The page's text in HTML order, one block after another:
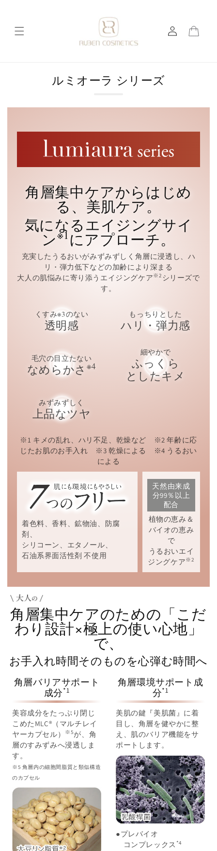
グ
イ
ー
ルミオーラ シリーズ
角層集中ケアからはじめ
る、美肌ケア。
気になるエイジングサイ
ン※1 にアプローチ。
充実したうるおいがみずみずしく角層に浸透し、ハ
リ・弾力低下などの加齢により深まる
大人の肌悩みに寄り添うエイジングケア※2 シリーズで
す。
くすみ※3のない
透明感
もっちりとした
ハリ・弾力感
毛穴の目立たない
なめらかさ ※4
細やかで
ふっくら
としたキメ
みずみずしく
上品なツヤ
※1 キメの乱れ、ハリ不足、乾燥など ※2 年齢に応
じたお肌のお手入れ ※3 乾燥による ※4 うるおい
による
着色料、香料、鉱物油、防腐
剤、
シリコーン、エタノール、
石油系界面活性剤 不使用
天然由来成
分99％以上
配合
植物の恵み＆
バイオの恵み
で
うるおいエイ
ジングケア※2
角層集中ケアのための「こだ
わり設計×極上の使い心地」
で、
お手入れ時間そのものを心弾む時間へ
角層バリアサポート
成分*1
美容成分をたっぷり閉じ
こめたMLC®（マルチレイ
ヤーカプセル）
※5が、角
層のすみずみへ浸透しま
す。
※5 角層内の細胞間脂質と類似構造
のカプセル
角層環境サポート成
分*1
美肌の鍵『美肌菌』に着
目し、角層を健やかに整
え、肌のバリア機能をサ
ポートします。
●プレバイオ
コンプレックス *4